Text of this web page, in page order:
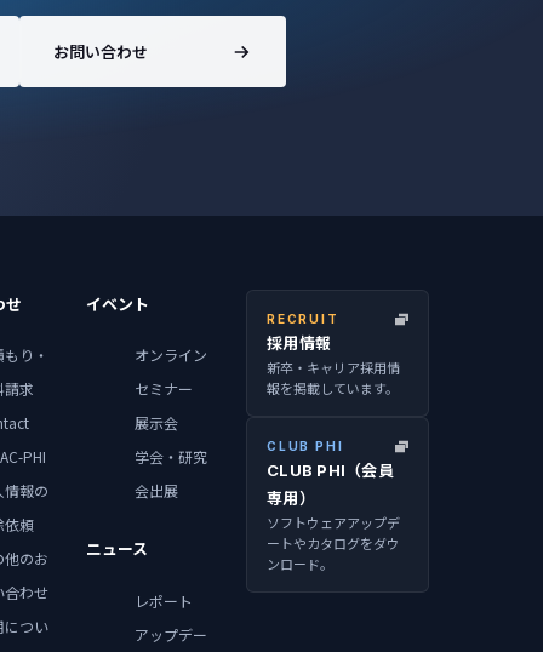
お問い合わせ
せ
り・
請求
PHI
情報の
依頼
他のお
合わせ
につい
イベント
オンライン
セミナー
展示会
学会・研究
会出展
ニュース
レポート
アップデー
RECRUIT
採用情報
新卒・キャリア採用情
報を掲載しています。
CLUB PHI
CLUB PHI（会員
専用）
ソフトウェアアップデ
ートやカタログをダウ
ンロード。